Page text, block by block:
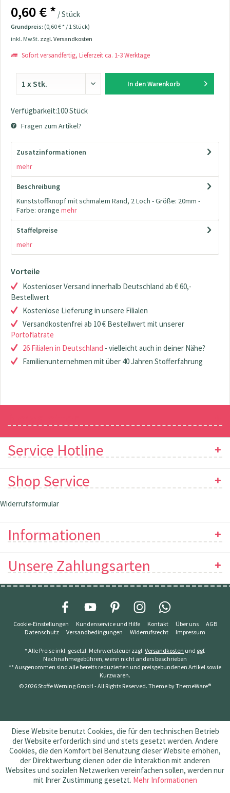
0,60 € * / Stück
Grundpreis: (0,60 € * / 1 Stück)
inkl. MwSt. zzgl. Versandkosten
Sofort versandfertig, Lieferzeit ca. 1-3 Werktage
In den Warenkorb
Verfügbarkeit:100 Stück
Fragen zum Artikel?
Zusatzinformationen
mehr
Beschreibung
Kunststoffknopf mit schmalem Rand, 2 Loch - Größe: 20mm -
Farbe: orange mehr
Staffelpreise
mehr
Vorteile
Kostenloser Versand innerhalb Deutschland ab € 60,-
Bestellwert
Kostenlose Lieferung in unsere Filialen
Versandkostenfrei ab 10 € Bestellwert mit unserer
Portoflatrate
26 Filialen in Deutschland - vielleicht auch in deiner Nähe?
Familienunternehmen mit über 40 Jahren Stofferfahrung
Service Hotline
Shop Service
Widerrufsformular
Informationen
Unsere Zahlungsarten
Cookie-Einstellungen Kundenservice und Hilfe Kontakt Über uns
AGB
Datenschutz
Versandbedingungen Widerrufsrecht Impressum
* Alle Preise inkl. gesetzl. Mehrwertsteuer zzgl. Versandkosten und ggf.
Nachnahmegebühren, wenn nicht anders beschrieben
** Ausgenommen sind alle bereits reduzierten und preisgebundenen Artikel sowie
Kurzwaren.
© 2026 Stoffe Werning GmbH - All Rights Reserved. Theme byThemeWare®
Diese Website benutzt Cookies, die für den technischen Betrieb
der Website erforderlich sind und stets gesetzt werden. Andere
Cookies, die den Komfort bei Benutzung dieser Website erhöhen,
der Direktwerbung dienen oder die Interaktion mit anderen
Websites und sozialen Netzwerken vereinfachen sollen, werden nur
mit Ihrer Zustimmung gesetzt. Mehr Informationen